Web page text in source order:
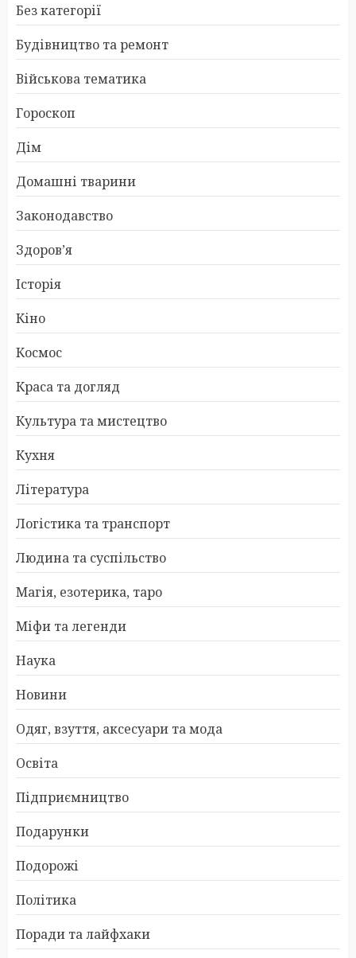
Без категорії
Будівництво та ремонт
Військова тематика
Гороскоп
Дім
Домашні тварини
Законодавство
Здоров’я
Історія
Кіно
Космос
Краса та догляд
Культура та мистецтво
Кухня
Література
Логістика та транспорт
Людина та суспільство
Магія, езотерика, таро
Міфи та легенди
Наука
Новини
Одяг, взуття, аксесуари та мода
Освіта
Підприємництво
Подарунки
Подорожі
Політика
Поради та лайфхаки